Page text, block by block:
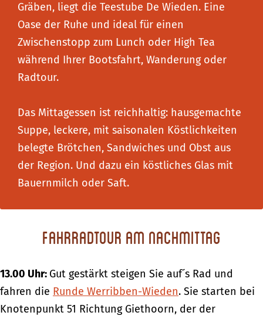
Gräben, liegt die Teestube De Wieden. Eine
Oase der Ruhe und ideal für einen
Zwischenstopp zum Lunch oder High Tea
während Ihrer Bootsfahrt, Wanderung oder
Radtour.
Das Mittagessen ist reichhaltig: hausgemachte
Suppe, leckere, mit saisonalen Köstlichkeiten
belegte Brötchen, Sandwiches und Obst aus
der Region. Und dazu ein köstliches Glas mit
Bauernmilch oder Saft.
Fahrradtour am Nachmittag
13.00 Uhr: Gut gestärkt steigen Sie auf´s Rad und
fahren die Runde Werribben-Wieden. Sie starten bei
Knotenpunkt 51 Richtung Giethoorn, der der